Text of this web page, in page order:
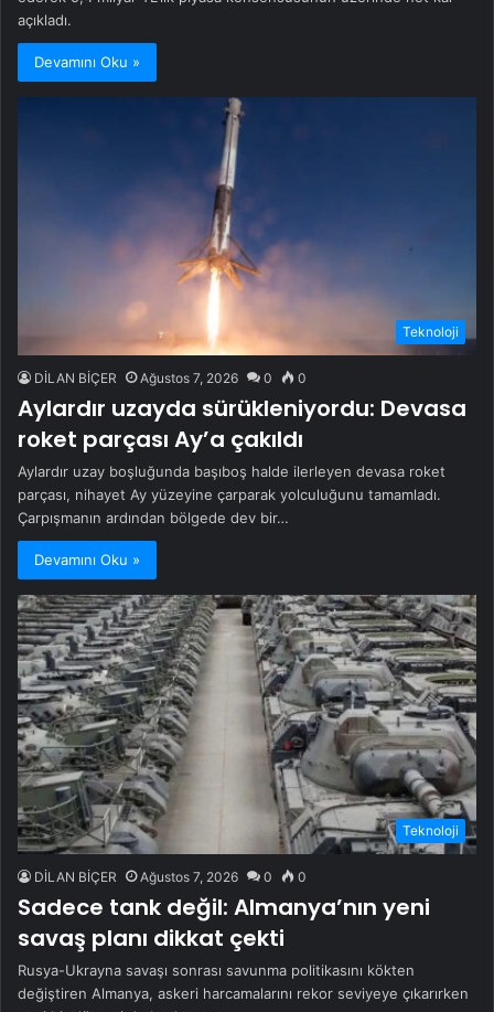
açıkladı.
Devamını Oku »
Teknoloji
DİLAN BİÇER Ağustos 7, 2026 0 0
Aylardır uzayda sürükleniyordu: Devasa
roket parçası Ay’a çakıldı
Aylardır uzay boşluğunda başıboş halde ilerleyen devasa roket
parçası, nihayet Ay yüzeyine çarparak yolculuğunu tamamladı.
Çarpışmanın ardından bölgede dev bir…
Devamını Oku »
Teknoloji
DİLAN BİÇER Ağustos 7, 2026 0 0
Sadece tank değil: Almanya’nın yeni
savaş planı dikkat çekti
Rusya-Ukrayna savaşı sonrası savunma politikasını kökten
değiştiren Almanya, askeri harcamalarını rekor seviyeye çıkarırken